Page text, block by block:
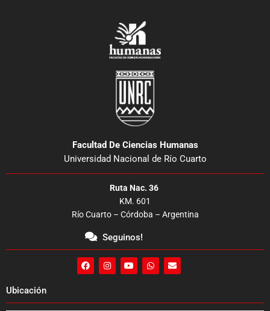
Ubicación
Facultad De Ciencias Humanas
Universidad Nacional de Río Cuarto
Ruta Nac. 36
KM. 601
Río Cuarto – Córdoba – Argentina
Seguinos!
F
a
o
I
n
g
Y
o
b
W
h
a
E
n
o